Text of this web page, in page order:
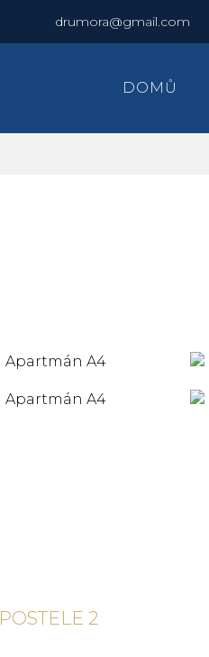
drumora@gmail.com
DOMŮ
POSTELE 2